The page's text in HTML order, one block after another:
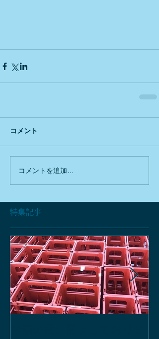
特集記事
コメント
コメントを追加…